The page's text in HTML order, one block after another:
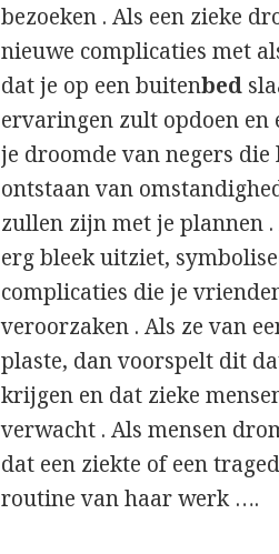
bezoeken . Als een zieke
nieuwe complicaties met
dat je op een buitenbed
ervaringen zult opdoen en
je droomde van negers
ontstaan ​​van
zullen zijn met je plannen
erg bleek uitziet,
complicaties die je
veroorzaken . Als ze van
plaste, dan voorspelt dit
krijgen en dat zieke
verwacht . Als mensen
dat een ziekte of een
routine van haar werk ….